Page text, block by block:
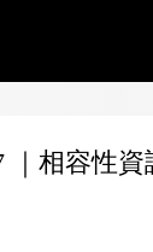
｜相容性資